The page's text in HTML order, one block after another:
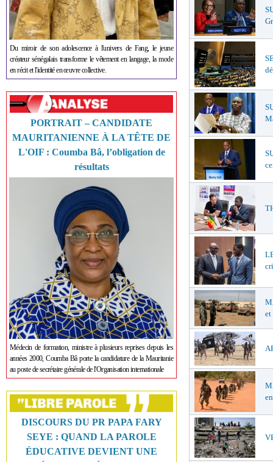
Du miroir de son adolescence à l'univers de Fang, le jeune
créateur sénégalais transforme le vêtement en langage, la mode
en récit et l'identité en œuvre collective.
PORTRAIT – CANDIDATE
MAURITANIENNE À LA TÊTE DE
L'OIF : Coumba Bâ, l’obligation de
résultats
Médecin de formation, ministre à plusieurs reprises depuis les
années 2000, Coumba Bâ porte la candidature de la Mauritanie
au poste de secrétaire générale de l'Organisation internationale
DISCOURS DU PR PAPA FARY
SEYE : QUAND LA PAROLE
ÉDUCATIVE DEVIENT UNE
et